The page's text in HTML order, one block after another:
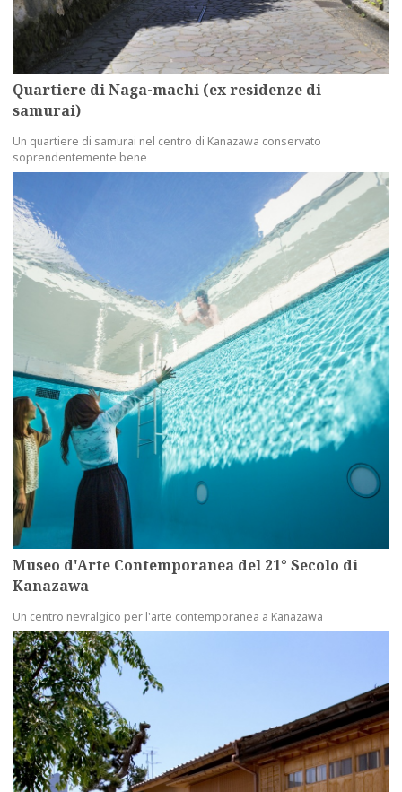
Quartiere di Naga-machi (ex residenze di
samurai)
Un quartiere di samurai nel centro di Kanazawa conservato
soprendentemente bene
Museo d'Arte Contemporanea del 21° Secolo di
Kanazawa
Un centro nevralgico per l'arte contemporanea a Kanazawa
more